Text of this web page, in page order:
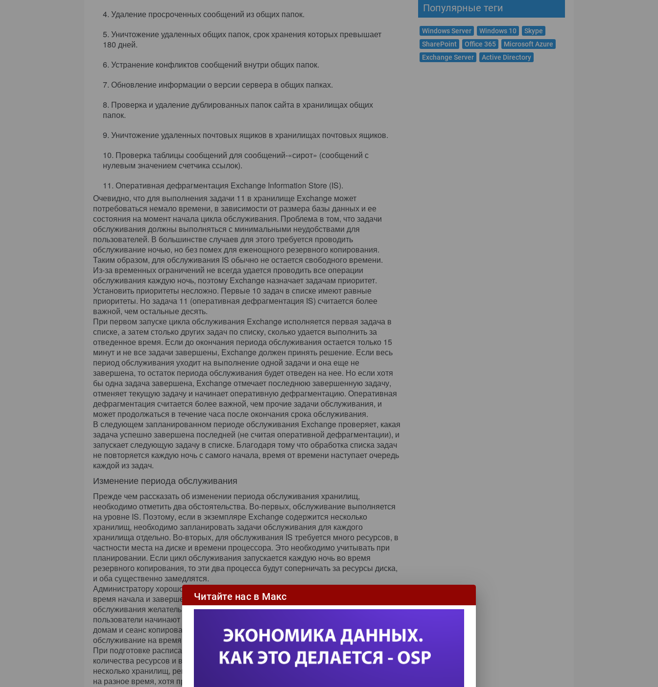
Удаление просроченных сообщений из общих папок.
Уничтожение удаленных общих папок, срок хранения которых превышает
180 дней.
Устранение конфликтов сообщений внутри общих папок.
Обновление информации о версии сервера в общих папках.
Проверка и удаление дублированных папок сайта в хранилищах общих
папок.
Уничтожение удаленных почтовых ящиков в хранилищах почтовых ящиков.
Проверка таблицы сообщений для сообщений-«сирот» (сообщений с
нулевым значением счетчика ссылок).
Оперативная дефрагментация Exchange Information Store (IS).
Очевидно, что для выполнения задачи 11 в хранилище Exchange может
потребоваться немало времени, в зависимости от размера базы данных и ее
состояния на момент начала цикла обслуживания. Проблема в том, что задачи
обслуживания должны выполняться с минимальными неудобствами для
пользователей. В большинстве случаев для этого требуется проводить
обслуживание ночью, но без помех для еженощного резервного копирования.
Таким образом, для обслуживания IS обычно не остается свободного времени.
Из-за временных ограничений не всегда удается проводить все операции
обслуживания каждую ночь, поэтому Exchange назначает задачам приоритет.
Установить приоритеты несложно. Первые 10 задач в списке имеют равные
приоритеты. Но задача 11 (оперативная дефрагментация IS) считается более
важной, чем остальные десять.
При первом запуске цикла обслуживания Exchange исполняется первая задача в
списке, а затем столько других задач по списку, сколько удается выполнить за
отведенное время. Если до окончания периода обслуживания остается только 15
минут и не все задачи завершены, Exchange должен принять решение. Если весь
период обслуживания уходит на выполнение одной задачи и она еще не
завершена, то остаток периода обслуживания будет отведен на нее. Но если хотя
бы одна задача завершена, Exchange отмечает последнюю завершенную задачу,
отменяет текущую задачу и начинает оперативную дефрагментацию. Оперативная
дефрагментация считается более важной, чем прочие задачи обслуживания, и
может продолжаться в течение часа после окончания срока обслуживания.
В следующем запланированном периоде обслуживания Exchange проверяет, какая
задача успешно завершена последней (не считая оперативной дефрагментации), и
запускает следующую задачу в списке. Благодаря тому что обработка списка задач
не повторяется каждую ночь с самого начала, время от времени наступает очередь
каждой из задач.
Изменение периода обслуживания
Прежде чем рассказать об изменении периода обслуживания хранилищ,
необходимо отметить два обстоятельства. Во-первых, обслуживание выполняется
на уровне IS. Поэтому, если в экземпляре Exchange содержится несколько
хранилищ, необходимо запланировать задачи обслуживания для каждого
хранилища отдельно. Во-вторых, для обслуживания IS требуется много ресурсов, в
частности места на диске и времени процессора. Это необходимо учитывать при
планировании. Если цикл обслуживания запускается каждую ночь во время
резервного копирования, то эти два процесса будут соперничать за ресурсы диска,
и оба существенно замедлятся.
Администратору хорошо известны периоды максимальной нагрузки на сервер и
время начала и завершения сеанса резервного копирования. Расписание
обслуживания желательно составлять с учетом этих сведений. Например, если
пользователи начинают работать около 7:30 утра, а к 18:00 почти все расходятся по
домам и сеанс копирования начинается в 23:00, можно запланировать
обслуживание на время с 18:30 до 10:30 каждый вечер.
При подготовке расписания следует помнить, что обслуживание требует большого
количества ресурсов и выполняется на уровне IS. Если в Exchange Server
несколько хранилищ, рекомендуется назначить обслуживание каждого хранилища
на разное время, хотя при большом числе хранилищ это не всегда выполнимо.
Популярные теги
Windows Server Windows 10
Skype
SharePoint
Office 365
Microsoft Azure
Exchange Server
Active Directory
Читайте нас в Макс